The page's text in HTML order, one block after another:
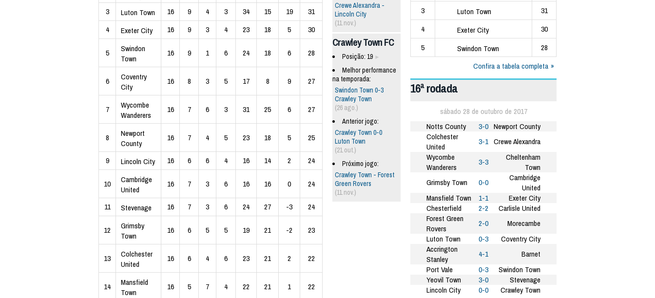
3 Luton Town 16 9 4 3 34 15 19
31
4
Exeter City 16 9 3 4 23 18 5 30
5
Swindon
Town
16 9 1 6 24 18 6 28
6
Coventry
City
16 8 3 5 17 8 9 27
7
Wycombe
Wanderers
16 7 6 3 31 25 6 27
8
Newport
County
16 7 4 5 23 18 5 25
9 Lincoln City 16 6 6 4 16 14 2 24
10
Cambridge
United
16 7 3 6 16 16 0 24
11 Stevenage 16 7 3 6 24 27 -3 24
12
Grimsby
Town
16 6 5 5 19 21 -2 23
13
Colchester
United
16 6 4 6 23 21 2 22
14
Mansfield
Town
16 5 7 4 22 21 1 22
Crewe Alexandra -
Lincoln City
(11 nov.)
Crawley Town FC
Posição: 19
Melhor performance
na temporada:
Swindon Town 0-3
Crawley Town
(26 ago.)
Anterior jogo:
Crawley Town 0-0
Luton Town
(21 out.)
Próximo jogo:
Crawley Town - Forest
Green Rovers
(11 nov.)
3
Luton Town
31
4
Exeter City
30
5
Swindon Town
28
Confira a tabela completa
16ª rodada
sábado 28 de outubro de 2017
Notts County
3-0 Newport County
Colchester
United
3-1 Crewe Alexandra
Wycombe
Wanderers
3-3
Cheltenham
Town
Grimsby Town
0-0
Cambridge
United
Mansfield Town
1-1
Exeter City
Chesterfield
2-2
Carlisle United
Forest Green
Rovers
2-0
Morecambe
Luton Town
0-3
Coventry City
Accrington
Stanley
4-1
Barnet
Port Vale
0-3
Swindon Town
Yeovil Town
3-0
Stevenage
Lincoln City
0-0 Crawley Town